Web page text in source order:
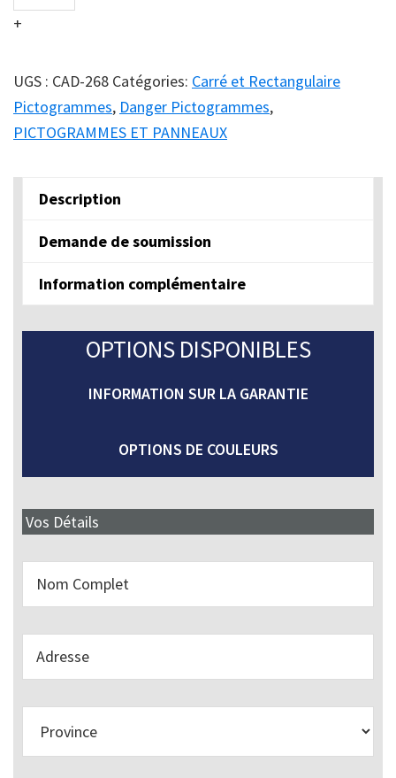
RISQUE
CHUTE
quantity
+
UGS : CAD-268 Catégories: Carré et Rectangulaire
Pictogrammes, Danger Pictogrammes,
PICTOGRAMMES ET PANNEAUX
Description
Demande de soumission
Information complémentaire
OPTIONS DISPONIBLES
INFORMATION SUR LA GARANTIE
OPTIONS DE COULEURS
Vos Détails